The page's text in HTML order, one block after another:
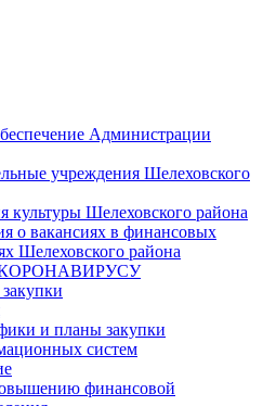
Администрации
учреждения Шелеховского
культуры Шелеховского района
о вакансиях в финансовых
Шелеховского района
КОРОНАВИРУСУ
и планы закупки
систем
финансовой